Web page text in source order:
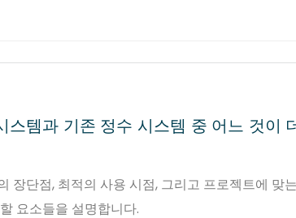
스템과 기존 정수 시스템 중 어느 것이
장단점, 최적의 사용 시점, 그리고 프로젝트에 맞
요소들을 설명합니다.